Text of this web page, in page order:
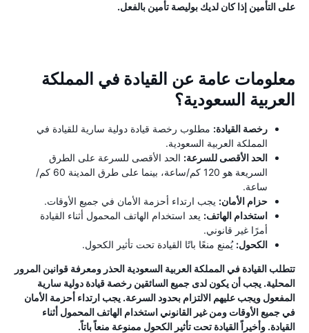
على التأمين إذا كان لديك بوليصة تأمين بالفعل.
معلومات عامة عن القيادة في المملكة
العربية السعودية؟
رخصة القيادة: مطلوب رخصة قيادة دولية سارية للقيادة في
المملكة العربية السعودية.
الحد الأقصى للسرعة: الحد الأقصى للسرعة على الطرق
السريعة هو 120 كم/ساعة، بينما على طرق المدينة 60 كم/
ساعة.
حزام الأمان: يجب ارتداء أحزمة الأمان في جميع الأوقات.
استخدام الهاتف: يعد استخدام الهاتف المحمول أثناء القيادة
أمرًا غير قانوني.
الكحول: يُمنع منعًا باتًا القيادة تحت تأثير الكحول.
تتطلب القيادة في المملكة العربية السعودية الحذر ومعرفة قوانين المرور
المحلية. يجب أن يكون لدى جميع السائقين رخصة قيادة دولية سارية
المفعول ويجب عليهم الالتزام بحدود السرعة. يجب ارتداء أحزمة الأمان
في جميع الأوقات ومن غير القانوني استخدام الهاتف المحمول أثناء
القيادة. وأخيراً القيادة تحت تأثير الكحول ممنوعة منعاً باتاً.